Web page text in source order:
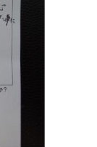
取事例 】 トヨ